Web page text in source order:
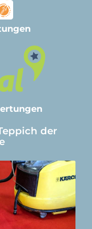
der